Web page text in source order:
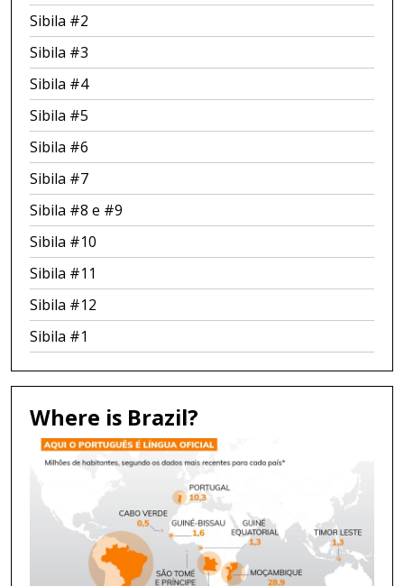
Sibila #2
Sibila #3
Sibila #4
Sibila #5
Sibila #6
Sibila #7
Sibila #8 e #9
Sibila #10
Sibila #11
Sibila #12
Sibila #1
Where is Brazil?